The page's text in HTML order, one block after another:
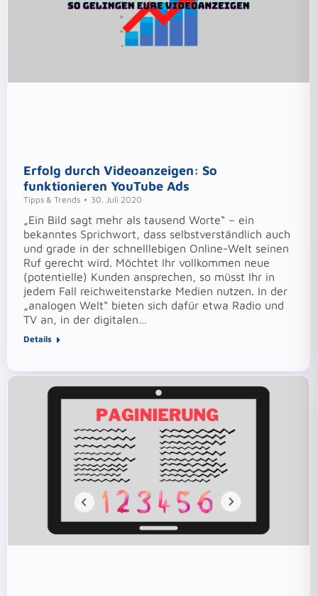
Erfolg durch Videoanzeigen: So
funktionieren YouTube Ads
Tipps & Trends 30. Juli 2020
„Ein Bild sagt mehr als tausend Worte“ – ein
bekanntes Sprichwort, dass selbstverständlich auch
und grade in der schnelllebigen Online-Welt seinen
Ruf gerecht wird. Möchtet Ihr vollkommen neue
(potentielle) Kunden ansprechen, so müsst Ihr in
jedem Fall reichweitenstarke Medien nutzen. In der
„analogen Welt“ bieten sich dafür etwa Radio und
TV an, in der digitalen…
Details